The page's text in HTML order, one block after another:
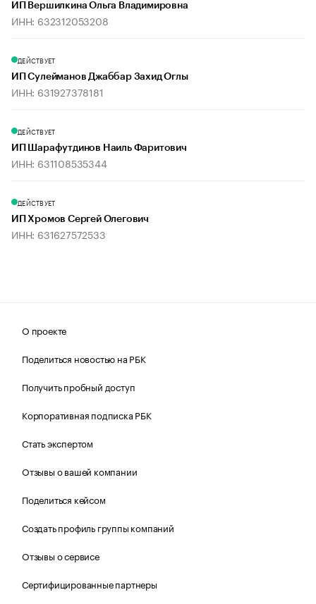
ИП Вершилкина Ольга Владимировна
ИНН: 632312053208
ДЕЙСТВУЕТ
ИП Сулейманов Джаббар Захид Оглы
ИНН: 631927378181
ДЕЙСТВУЕТ
ИП Шарафутдинов Наиль Фаритович
ИНН: 631108535344
ДЕЙСТВУЕТ
ИП Хромов Сергей Олегович
ИНН: 631627572533
О проекте
Поделиться новостью на РБК
Получить пробный доступ
Корпоративная подписка РБК
Стать экспертом
Отзывы о вашей компании
Поделиться кейсом
Создать профиль группы компаний
Отзывы о сервисе
Сертифицированные партнеры